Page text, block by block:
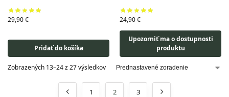
29,90€
Pridať do košíka
24,90€
Upozorniť ma o dostupnosti
produktu
Zobrazených 13–24 z 27 výsledkov
1 2 3